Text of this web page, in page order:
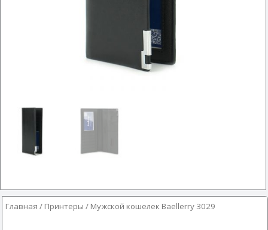
Главная / Принтеры / Мужской кошелек Baellerry 3029